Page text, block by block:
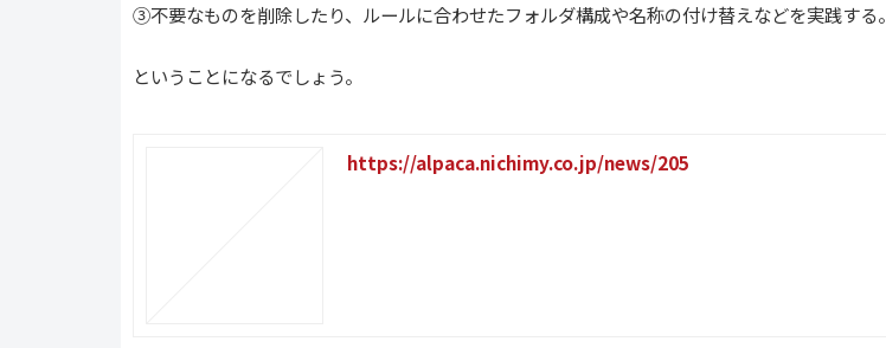
③不要なものを削除したり、ルールに合わせたフォルダ構成や名称の付け替えなどを実践する。
ということになるでしょう。
https://alpaca.nichimy.co.jp/news/205